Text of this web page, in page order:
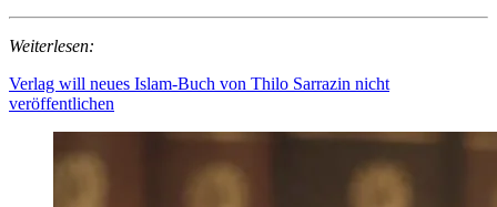
Weiterlesen:
Verlag will neues Islam-Buch von Thilo Sarrazin nicht
veröffentlichen